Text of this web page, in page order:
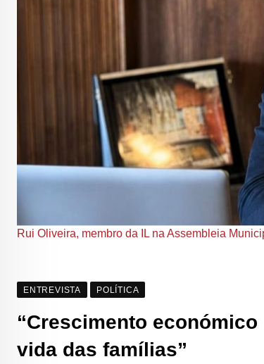
Rui Oliveira, membro da IL na Assembleia
ENTREVISTA POLÍTICA
“Crescimento
vida das famílias”